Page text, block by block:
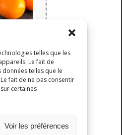
telles que les
Le fait de
telles que le
fait de ne pas consentir
certaines
Voir les préférences